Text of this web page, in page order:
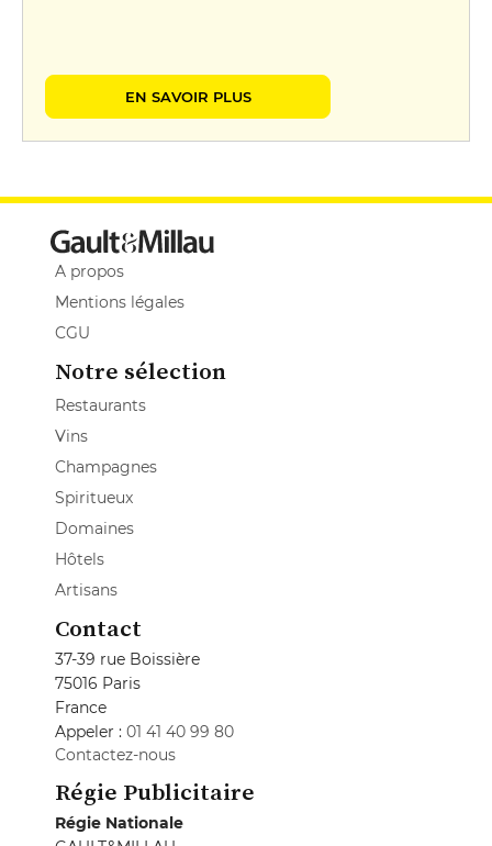
EN SAVOIR PLUS
A propos
Mentions légales
CGU
Notre sélection
Restaurants
Vins
Champagnes
Spiritueux
Domaines
Hôtels
Artisans
Contact
37-39 rue Boissière
75016 Paris
France
Appeler : 01 41 40 99 80
Contactez-nous
Régie Publicitaire
Régie Nationale